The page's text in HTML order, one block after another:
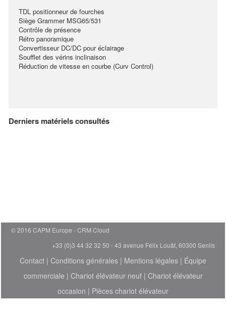
TDL positionneur de fourches
Siège Grammer MSG65/531
Contrôle de présence
Rétro panoramique
Convertisseur DC/DC pour éclairage
Soufflet des vérins inclinaison
Réduction de vitesse en courbe (Curv Control)
Derniers matériels consultés
© 2016 CAPM Europe
CRM Cloud
+33 (0)3 44 32 32 50 - 43 avenue Félix Louât, 60300 Senlis
Contact | Conditions générales | Mentions légales | Équipe
commerciale | Chariot élévateur neuf| Chariot élévateur
occasion | Pièces chariot élévateur